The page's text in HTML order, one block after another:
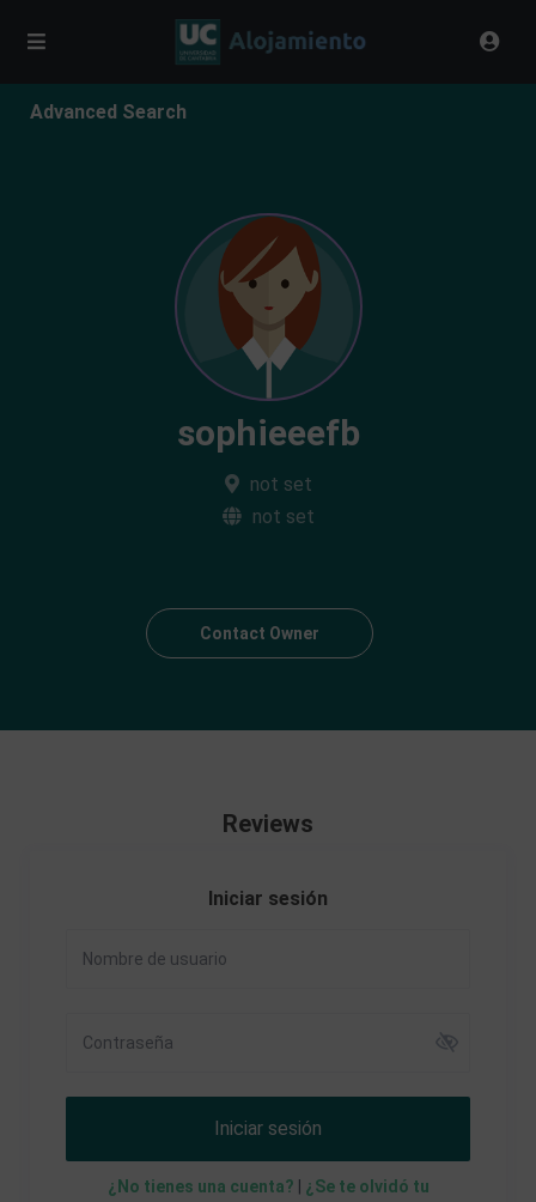
Advanced Search
sophieeefb
not set
not set
Contact Owner
Reviews
Iniciar sesión
Iniciar sesión
¿No tienes una cuenta?
¿Se te olvidó tu